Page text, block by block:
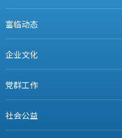
富临动态
企业文化
党群工作
社会公益